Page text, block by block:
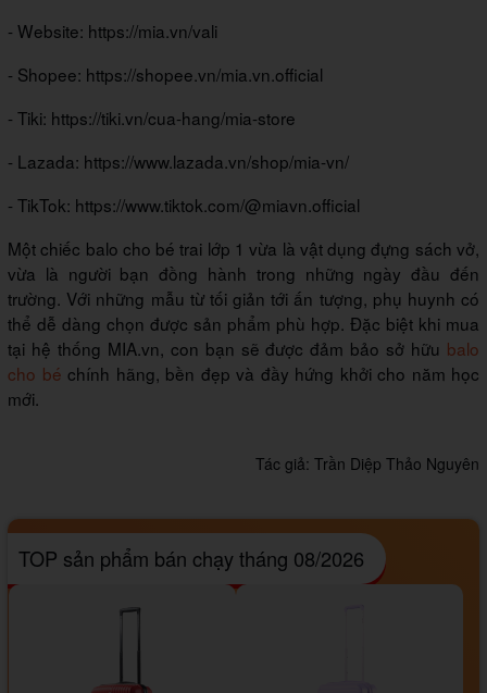
- Website: https://mia.vn/vali
- Shopee: https://shopee.vn/mia.vn.official
- Tiki: https://tiki.vn/cua-hang/mia-store
- Lazada: https://www.lazada.vn/shop/mia-vn/
- TikTok: https://www.tiktok.com/@miavn.official
Một chiếc balo cho bé trai lớp 1 vừa là vật dụng đựng sách vở,
vừa là người bạn đồng hành trong những ngày đầu đến
trường. Với những mẫu từ tối giản tới ấn tượng, phụ huynh có
thể dễ dàng chọn được sản phẩm phù hợp. Đặc biệt khi mua
tại hệ thống MIA.vn, con bạn sẽ được đảm bảo sở hữu balo
cho bé chính hãng, bền đẹp và đầy hứng khởi cho năm học
mới.
Tác giả: Trần Diệp Thảo Nguyên
TOP sản phẩm bán chạy tháng 08/2026